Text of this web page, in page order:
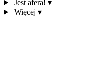
Jest afera! ▾
Więcej ▾